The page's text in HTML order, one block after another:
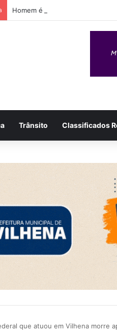
Homem é preso após ser
Trânsito Classificados
que atuou em Vilhena morre